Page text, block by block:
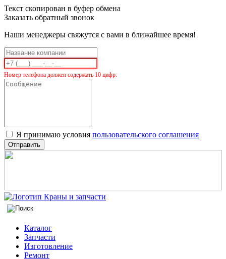
Текст скопирован в буфер обмена
Заказать обратный звонок
Наши менеджеры свяжутся с вами в ближайшее время!
Номер телефона должен содержать 10 цифр.
Я принимаю условия пользовательского соглашения
Отправить
Каталог
Запчасти
Изготовление
Ремонт